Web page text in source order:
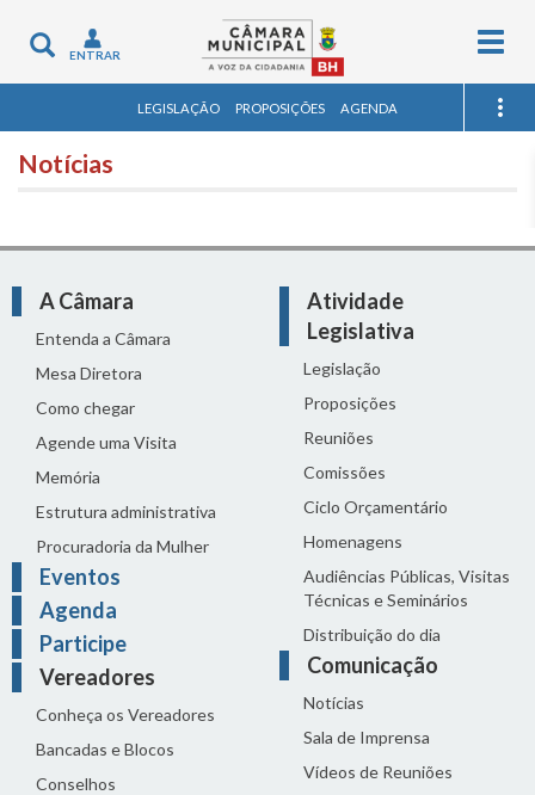
Toggle
navigation
ENTRAR
LEGISLAÇÃO PROPOSIÇÕES AGENDA
Notícias
A Câmara
Entenda a Câmara
Mesa Diretora
Como chegar
Agende uma Visita
Memória
Estrutura administrativa
Procuradoria da Mulher
Eventos
Agenda
Participe
Vereadores
Conheça os Vereadores
Bancadas e Blocos
Conselhos
Atividade
Legislativa
Legislação
Proposições
Reuniões
Comissões
Ciclo Orçamentário
Homenagens
Audiências Públicas, Visitas
Técnicas e Seminários
Distribuição do dia
Comunicação
Notícias
Sala de Imprensa
Vídeos de Reuniões